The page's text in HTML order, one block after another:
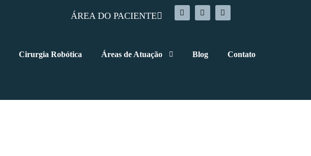
ÁREA DO PACIENTE
Cirurgia Robótica Áreas de Atuação Blog Contato